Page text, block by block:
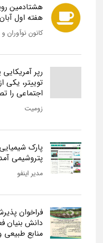
هشتادمین
هفته اول آبان 1401 برگزار می شود
کانون نوآوران و
رپر
توییتر، یکی
اجتماعی را
زومیت
پارک
پتروشیمی
مدیر اینفو
فراخوان
دانش بنیان
منابع طبیعی